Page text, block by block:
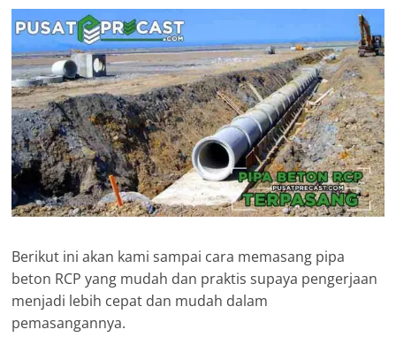
Berikut ini akan kami sampai cara memasang pipa
beton RCP yang mudah dan praktis supaya pengerjaan
menjadi lebih cepat dan mudah dalam
pemasangannya.